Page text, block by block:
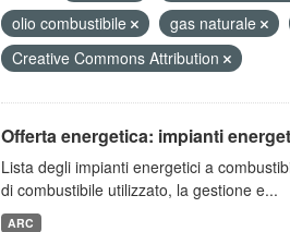
olio combustibile
gas naturale
Creative Commons Attribution
Offerta energetica: impianti
Lista degli impianti energetici a
di combustibile utilizzato, la gestione e...
ARC